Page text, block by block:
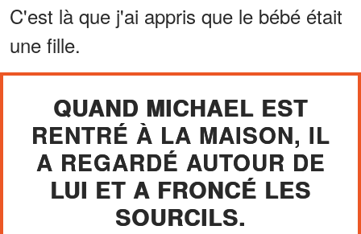
C'est là que j'ai appris que le bébé était
une fille.
QUAND MICHAEL EST
RENTRÉ À LA MAISON, IL
A REGARDÉ AUTOUR DE
LUI ET A FRONCÉ LES
SOURCILS.